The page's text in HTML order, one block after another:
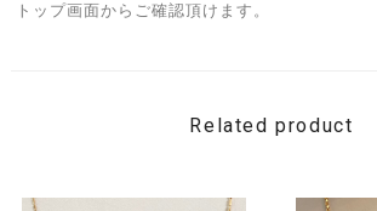
トップ画面からご確認頂けます。
Related product